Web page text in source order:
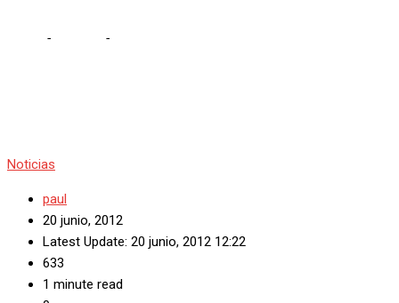
- -
Noticias
paul
20 junio, 2012
Latest Update: 20 junio, 2012 12:22
633
1 minute read